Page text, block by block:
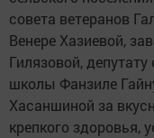
совета ветеранов
Венере Хазиевой,
Гилязовой,
школы Фанзиле
Хасаншиной за
крепкого здоровья,